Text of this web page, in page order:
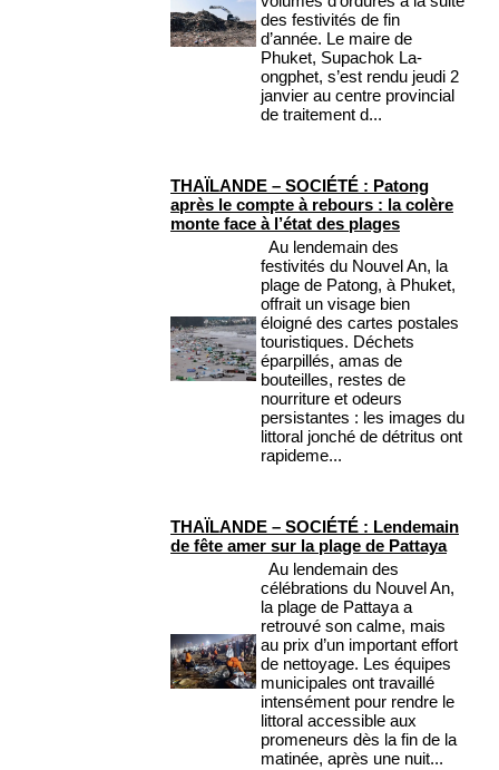
des festivités de fin
d’année. Le maire de
Phuket, Supachok La-
ongphet, s’est rendu jeudi 2
janvier au centre provincial
de traitement d...
THAÏLANDE – SOCIÉTÉ : Patong
après le compte à rebours : la colère
monte face à l’état des plages
Au lendemain des
festivités du Nouvel An, la
plage de Patong, à Phuket,
offrait un visage bien
éloigné des cartes postales
touristiques. Déchets
éparpillés, amas de
bouteilles, restes de
nourriture et odeurs
persistantes : les images du
littoral jonché de détritus ont
rapideme...
THAÏLANDE – SOCIÉTÉ : Lendemain
de fête amer sur la plage de Pattaya
Au lendemain des
célébrations du Nouvel An,
la plage de Pattaya a
retrouvé son calme, mais
au prix d’un important effort
de nettoyage. Les équipes
municipales ont travaillé
intensément pour rendre le
littoral accessible aux
promeneurs dès la fin de la
matinée, après une nuit...